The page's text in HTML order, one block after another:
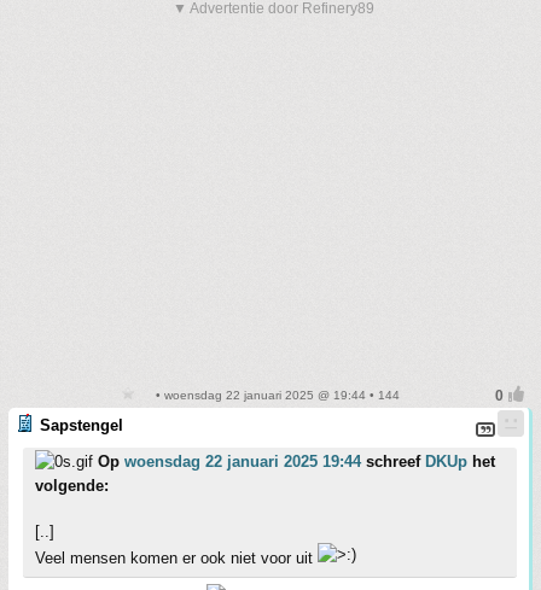
▼ Advertentie door Refinery89
• woensdag 22 januari 2025 @ 19:44 • 144
Sapstengel
Op woensdag 22 januari 2025 19:44schreef DKUp het
volgende:
[..]
Veel mensen komen er ook niet voor uit